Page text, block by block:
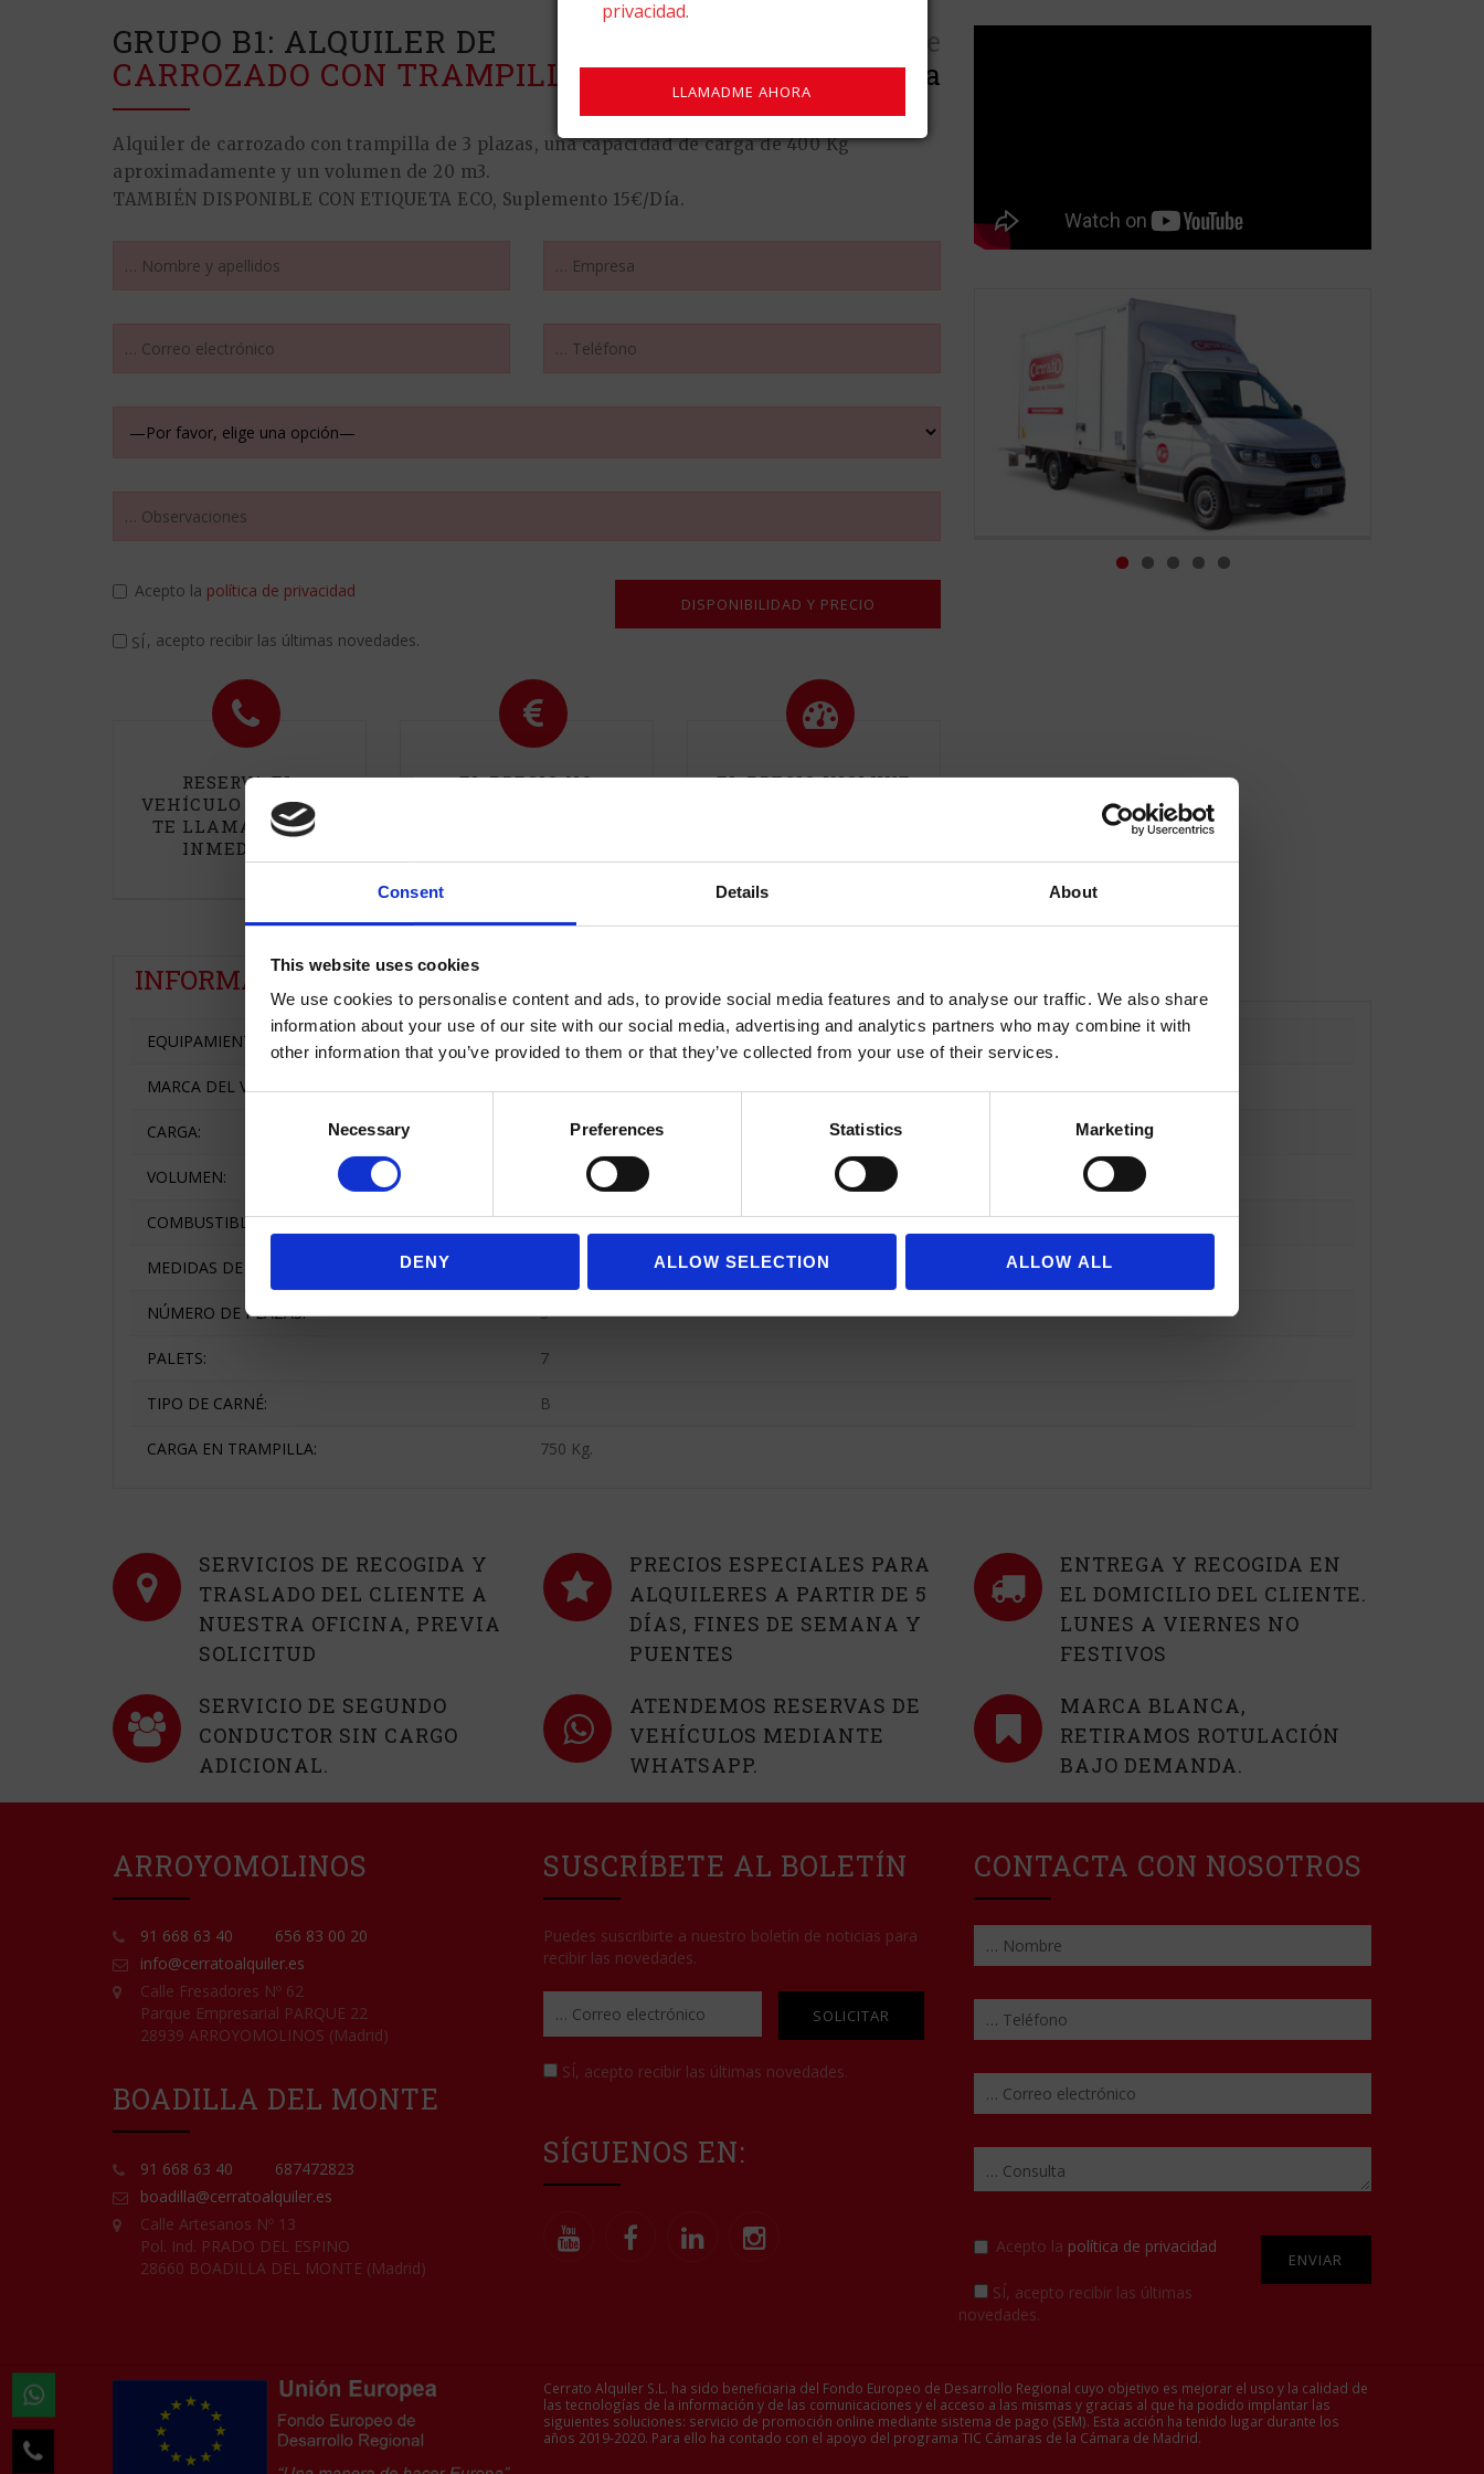
Consent Details About
This website uses cookies
We use cookies to personalise content and ads, to provide social media features and to analyse our traffic. We also share
information about your use of our site with our social media, advertising and analytics partners who may combine it with
other information that you’ve provided to them or that they’ve collected from your use of their services.
Necessary Preferences Statistics Marketing
DENY ALLOW SELECTION ALLOW ALL


Desde
120 €/ día
GRUPO B1: ALQUILER DE
CARROZADO CON TRAMPILLA
Alquiler de carrozado con trampilla de 3 plazas, una capacidad de carga de 400 Kg
aproximadamente y un volumen de 20 m3.
TAMBIÉN DISPONIBLE CON ETIQUETA ECO, Suplemento 15€/Día.
Acepto la política de privacidad
SÍ , acepto recibir las últimas novedades.
Por favor, deja este campo vacío.
RESERVA EL
VEHÍCULO AHORA Y
TE LLAMAMOS DE
INMEDIATO.
EL PRECIO NO
EL PRECIO INCLUYE
INFORMACIÓN
EQUIPAMIENTO DEL VEHÍCULO: Climatizador, bluetooth, radio cd, …
MARCA DEL VEHÍCULO: VOLKSWAGEN CRAFTER y MERCEDES SPRINTER
CARGA: 400 Kg. Aprox.
VOLUMEN:
COMBUSTIBLE: Diesel
MEDIDAS DE LA CAJA: 4,25 x 2,15 x 2,17
NÚMERO DE PLAZAS: 3
PALETS: 7
TIPO DE CARNÉ: B
CARGA EN TRAMPILLA: 750 Kg.
SERVICIOS DE RECOGIDA Y
TRASLADO DEL CLIENTE A
NUESTRA OFICINA, PREVIA
SOLICITUD
SERVICIO DE SEGUNDO
CONDUCTOR SIN CARGO
ADICIONAL.
PRECIOS ESPECIALES PARA
ALQUILERES A PARTIR DE 5
DÍAS, FINES DE SEMANA Y
PUENTES
ATENDEMOS RESERVAS DE
VEHÍCULOS MEDIANTE
WHATSAPP.
ENTREGA Y RECOGIDA EN
EL DOMICILIO DEL CLIENTE.
LUNES A VIERNES NO
FESTIVOS
MARCA BLANCA,
RETIRAMOS ROTULACIÓN
BAJO DEMANDA.
ARROYOMOLINOS
91 668 63 40
656 83 00 20
info@cerratoalquiler.es
Calle Fresadores Nº 62
Parque Empresarial PARQUE 22
28939 ARROYOMOLINOS (Madrid)
BOADILLA DEL MONTE
91 668 63 40
687472823
boadilla@cerratoalquiler.es
Calle Artesanos Nº 13
Pol. Ind. PRADO DEL ESPINO
28660 BOADILLA DEL MONTE (Madrid)
SUSCRÍBETE AL BOLETÍN
Puedes suscribirte a nuestro boletín de noticias para
recibir las novedades.
Please leave this field empty.
SÍ, acepto recibir las últimas novedades.
SÍGUENOS EN:
CONTACTA CON NOSOTROS
Acepto la política de privacidad
SÍ, acepto recibir las últimas
novedades.
Please leave this field empty.
Cerrato Alquiler S.L. ha sido beneficiaria del Fondo Europeo de Desarrollo Regional cuyo objetivo es mejorar el uso y la calidad de
las tecnologías de la información y de las comunicaciones y el acceso a las mismas y gracias al que ha podido implantar las
siguientes soluciones: servicio de promoción online mediante sistema de pago (SEM). Esta acción ha tenido lugar durante los
años 2019-2020. Para ello ha contado con el apoyo del programa TIC Cámaras de la Cámara de Madrid.
privacidad.
Por favor, deja este campo vacío.